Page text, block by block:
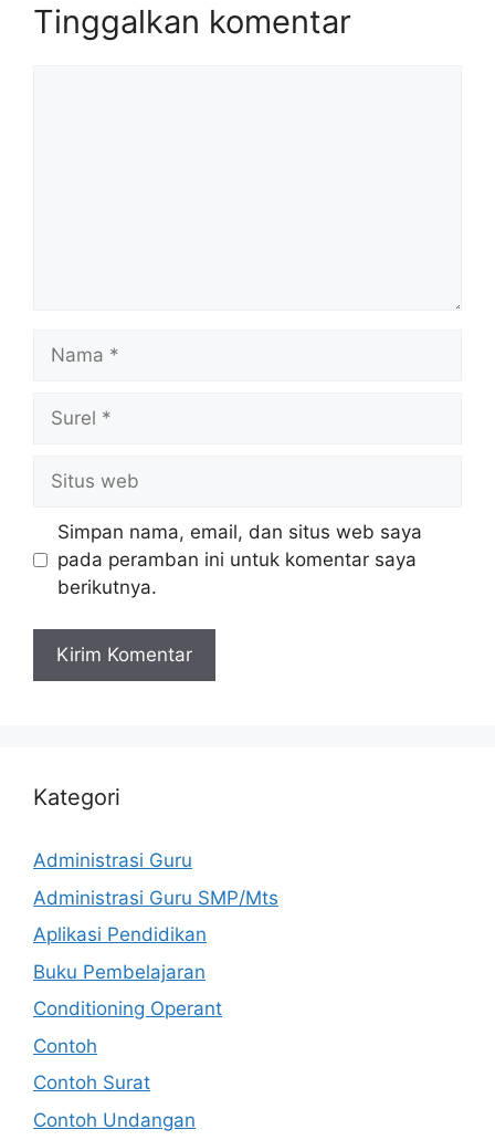
Tinggalkan komentar
web
Simpan nama, email, dan situs web saya
pada peramban ini untuk komentar saya
berikutnya.
Kategori
Administrasi Guru
Administrasi Guru SMP/Mts
Aplikasi Pendidikan
Buku Pembelajaran
Conditioning Operant
Contoh
Contoh Surat
Contoh Undangan